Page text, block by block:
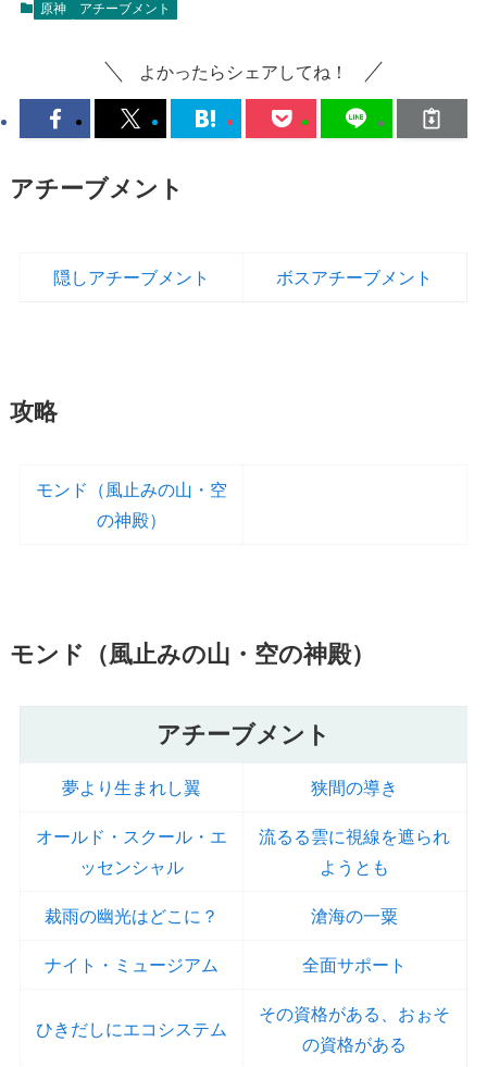
原神 アチーブメント
よかったらシェアしてね！
アチーブメント
隠しアチーブメント ボスアチーブメント
攻略
モンド（風止みの山・空
の神殿）
モンド（風止みの山・空の神殿）
アチーブメント
夢より生まれし翼 狭間の導き
オールド・スクール・エ
ッセンシャル
流るる雲に視線を遮られ
ようとも
裁雨の幽光はどこに？ 滄海の一粟
ナイト・ミュージアム 全面サポート
ひきだしにエコシステム
その資格がある、おぉそ
の資格がある